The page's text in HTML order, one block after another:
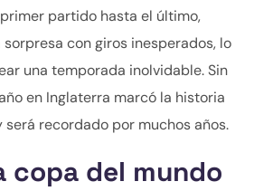
partido hasta el último,
con giros inesperados, lo
una temporada inolvidable. Sin
en Inglaterra marcó la historia
recordado por muchos años.
copa del mundo